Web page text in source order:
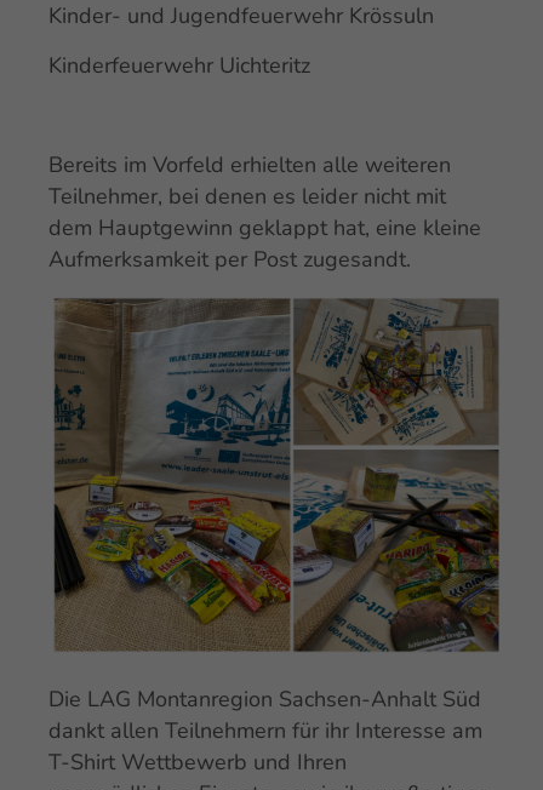
Kinder- und Jugendfeuerwehr Krössuln
Kinderfeuerwehr Uichteritz
Bereits im Vorfeld erhielten alle weiteren
Teilnehmer, bei denen es leider nicht mit
dem Hauptgewinn geklappt hat, eine kleine
Aufmerksamkeit per Post zugesandt.
Die LAG Montanregion Sachsen-Anhalt Süd
dankt allen Teilnehmern für ihr Interesse am
T-Shirt Wettbewerb und Ihren